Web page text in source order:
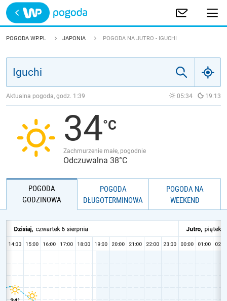
Trwa ładowanie
POLSKA
JAKOŚĆ POWIETRZA
POGODA WP.PL JAPONIA POGODA NA JUTRO - IGUCHI
Aktualna pogoda, godz. 1:39 05:34 19:13
34
Zachmurzenie małe, pogodnie
Odczuwalna 38°C
POGODA
GODZINOWA
POGODA
DŁUGOTERMINOWA
POGODA NA
WEEKEND